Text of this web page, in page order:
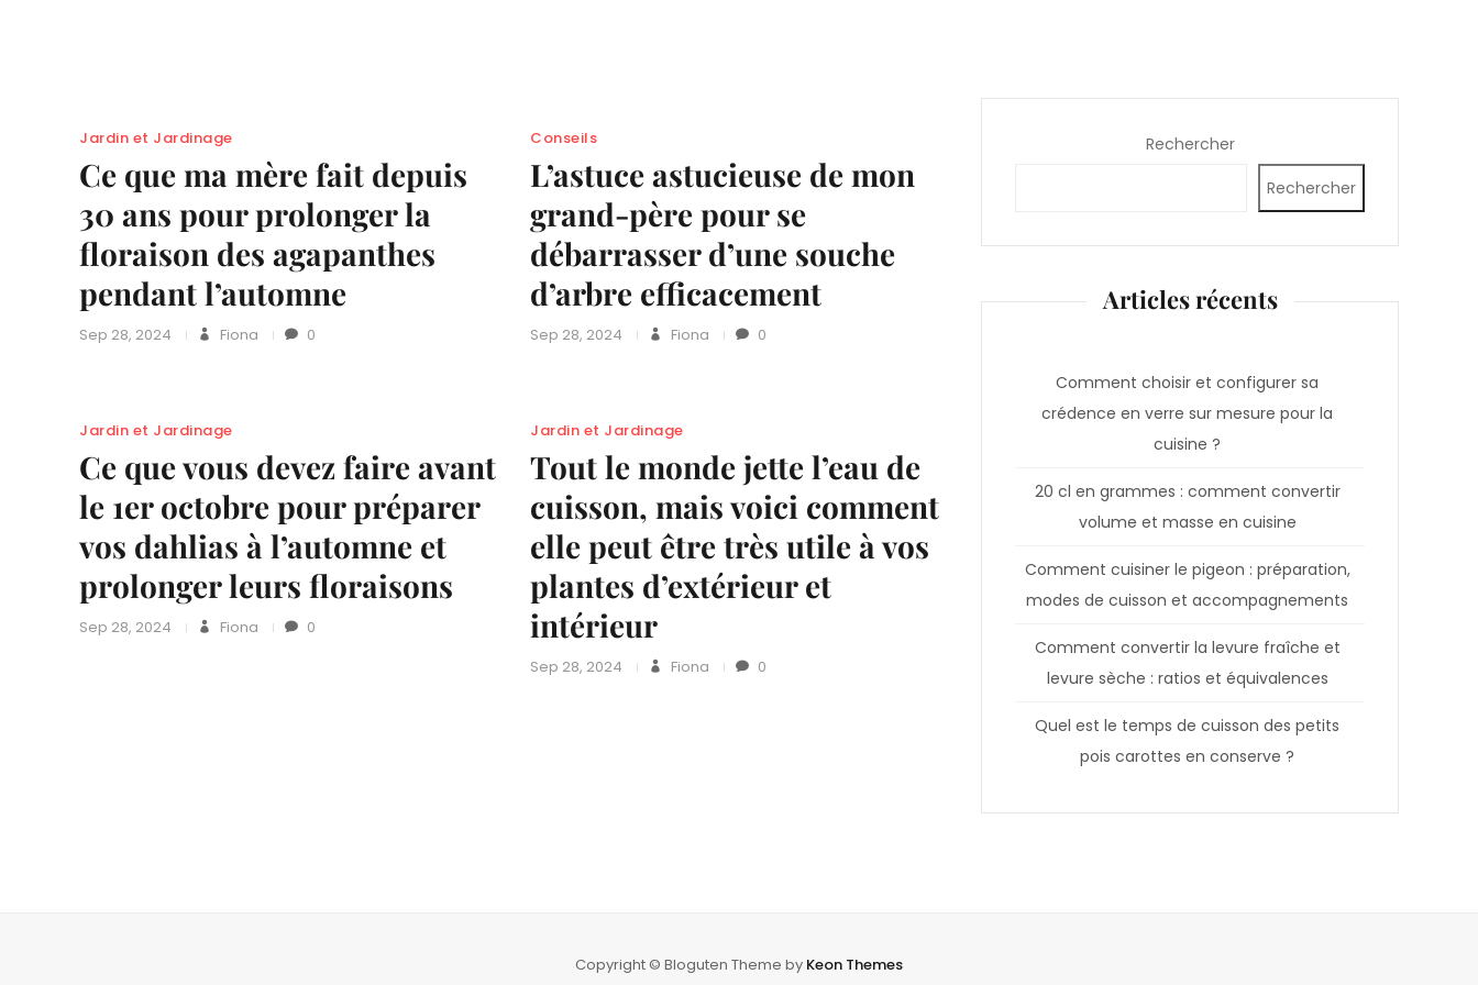
Jardin et Jardinage
Ce que ma mère fait depuis
30 ans pour prolonger la
floraison des agapanthes
pendant l’automne
Sep 28, 2024 Fiona 0
Conseils
L’astuce astucieuse de mon
grand-père pour se
débarrasser d’une souche
d’arbre efficacement
Sep 28, 2024 Fiona 0
Jardin et Jardinage
Ce que vous devez faire avant
le 1er octobre pour préparer
vos dahlias à l’automne et
prolonger leurs floraisons
Sep 28, 2024 Fiona 0
Jardin et Jardinage
Tout le monde jette l’eau de
cuisson, mais voici comment
elle peut être très utile à vos
plantes d’extérieur et
intérieur
Sep 28, 2024 Fiona 0
Rechercher
Rechercher
Articles récents
Comment choisir et configurer sa
crédence en verre sur mesure pour la
cuisine ?
20 cl en grammes : comment convertir
volume et masse en cuisine
Comment cuisiner le pigeon : préparation,
modes de cuisson et accompagnements
Comment convertir la levure fraîche et
levure sèche : ratios et équivalences
Quel est le temps de cuisson des petits
pois carottes en conserve ?
Copyright © Bloguten Theme by Keon Themes